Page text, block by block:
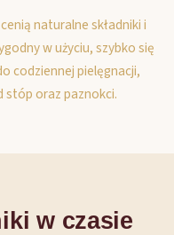
naturalne składniki i
w użyciu, szybko się
codziennej pielęgnacji,
stóp oraz paznokci.
w czasie